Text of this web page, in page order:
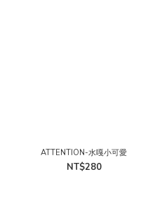
ATTENTION-水嘎小可愛
NT$280